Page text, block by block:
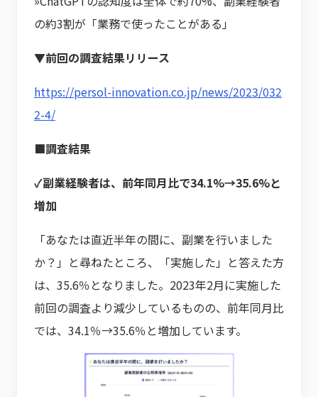
の約3割が「業務で使ったことがある」
▼前回の調査結果リリース
https://persol-innovation.co.jp/news/2023/032
2-4/
■調査結果
✓副業経験者は、前年同月比で34.1%→35.6%と
増加
「あなたは直近半年の間に、副業を行いました
か？」と尋ねたところ、「実施した」と答えた方
は、35.6％となりました。2023年2月に実施した
前回の調査より減少しているものの、前年同月比
では、34.1％→35.6％と増加しています。